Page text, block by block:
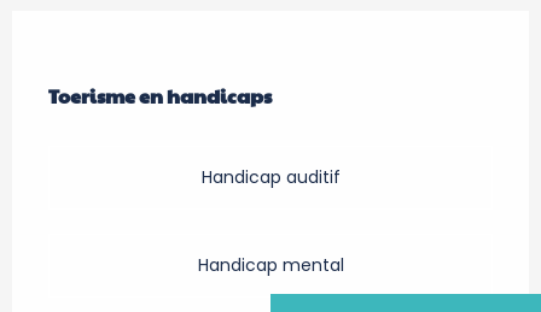
Toerisme en handicaps
Toerisme en handicaps
Handicap auditif
Handicap mental